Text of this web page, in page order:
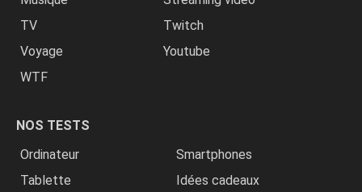
TV
Twitch
Voyage
Youtube
WTF
NOS TESTS
Ordinateur
Smartphones
Tablette
Idées cadeaux